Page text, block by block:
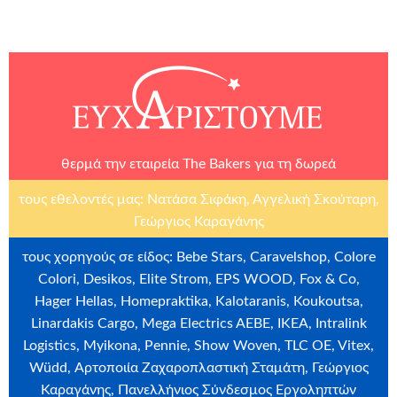
θερμά την εταιρεία The Bakers για τη δωρεά
τους εθελοντές μας: Νατάσα Σιφάκη, Αγγελική Σκούταρη,
Γεώργιος Καραγάνης
τους χορηγούς σε είδος: Bebe Stars, Caravelshop, Colore
Colori, Desikos, Elite Strom, EPS WOOD, Fox & Co,
Hager Hellas, Homepraktika, Kalotaranis, Koukoutsa,
Linardakis Cargo, Mega Electrics AEBE, ΙΚΕΑ, Intralink
Logistics, Myikona, Pennie, Show Woven, TLC OE, Vitex,
Wüdd, Αρτοποιία Ζαχαροπλαστική Σταμάτη, Γεώργιος
Καραγάνης, Πανελλήνιος Σύνδεσμος Εργοληπτών